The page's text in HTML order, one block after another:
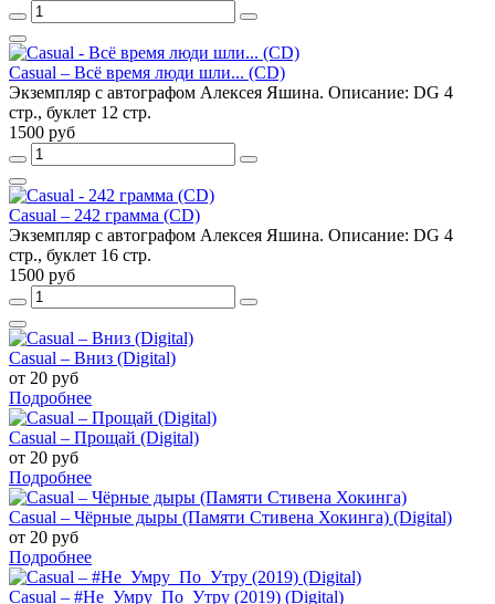
Casual – Всё время люди шли... (CD)
Экземпляр с автографом Алексея Яшина. Описание: DG 4
стр., буклет 12 стр.
1500 руб
Casual – 242 грамма (CD)
Экземпляр с автографом Алексея Яшина. Описание: DG 4
стр., буклет 16 стр.
1500 руб
Casual – Вниз (Digital)
от 20 руб
Подробнее
Casual – Прощай (Digital)
от 20 руб
Подробнее
Casual – Чёрные дыры (Памяти Стивена Хокинга) (Digital)
от 20 руб
Подробнее
Casual – #Не_Умру_По_Утру (2019) (Digital)